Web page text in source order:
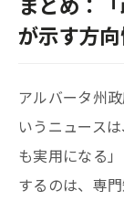
が示す方
アルバータ州
いうニュース
も実用になる
するのは、専